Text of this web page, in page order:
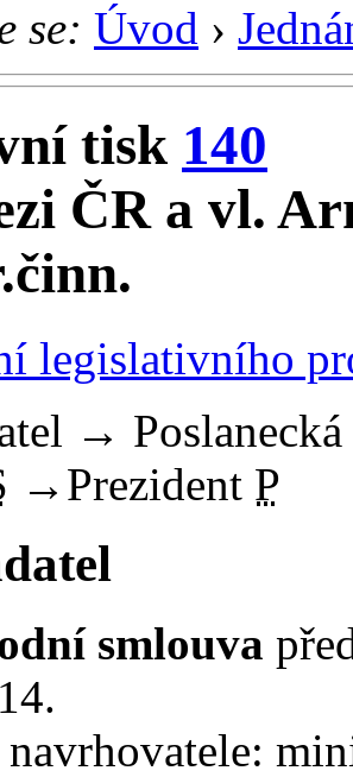
se: Úvod ›
tisk 140
ČR a vl.
legislativního
→
→ Prezident P
smlouva
navrhovatele: